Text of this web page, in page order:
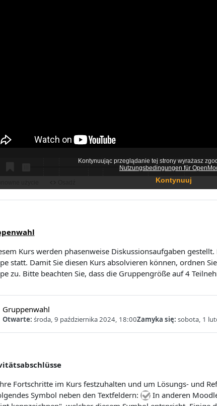
Kurs werden phasenweise Diskussionsaufgaben
statt. Damit Sie diesen Kurs absolvieren können, ordnen
zu. Bitte beachten Sie, dass die Gruppengröße auf 4
GruppenwahlWybór grupy
Otwarte: środa, 9 października 2024, 18:00Zamyka się: sobota, 1
Fortschritte im Kurs festzuhalten und um Lösungs- und
Symbol neben den Textfeldern:
In anderen